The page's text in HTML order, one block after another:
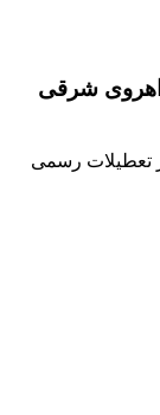
شرقی